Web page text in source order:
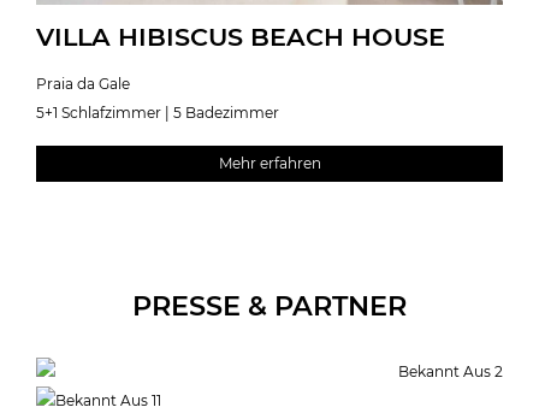
VILLA HIBISCUS BEACH HOUSE
Praia da Gale
5+1 Schlafzimmer | 5 Badezimmer
Mehr erfahren
PRESSE & PARTNER